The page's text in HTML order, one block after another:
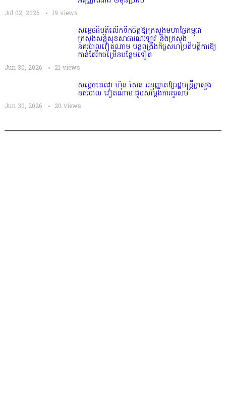
Jul 02, 2026 19 views
សម្តេច​ធិបតី​លេីកទឹកចិត្ត​ឱ្យក្រសួងមហាផ្ទៃកម្ពុជា
ក្រសួងសន្តិសុខសាធារណៈឡាវ និងក្រសួង
នគរបាលវៀតណាម បន្តពង្រឹងកិច្ចសហប្រតិបត្តិការឱ្យ
កាន់តែរីកចម្រើនបន្ថែមទៀត
Jun 30, 2026 21 views
សម្តេចតេជោ ហ៊ុន សែន អនុញ្ញាតឱ្យរដ្ឋមន្ត្រីក្រសួង
នគរបាល វៀតណាម ជួបសម្តែងការគួរសម
Jun 30, 2026 20 views